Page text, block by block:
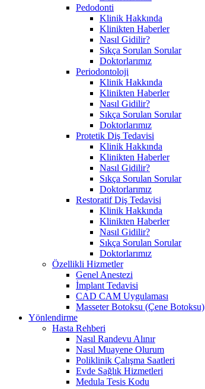
Pedodonti
Klinik Hakkında
Klinikten Haberler
Nasıl Gidilir?
Sıkça Sorulan Sorular
Doktorlarımız
Periodontoloji
Klinik Hakkında
Klinikten Haberler
Nasıl Gidilir?
Sıkça Sorulan Sorular
Doktorlarımız
Protetik Diş Tedavisi
Klinik Hakkında
Klinikten Haberler
Nasıl Gidilir?
Sıkça Sorulan Sorular
Doktorlarımız
Restoratif Diş Tedavisi
Klinik Hakkında
Klinikten Haberler
Nasıl Gidilir?
Sıkça Sorulan Sorular
Doktorlarımız
Özellikli Hizmetler
Genel Anestezi
İmplant Tedavisi
CAD CAM Uygulaması
Masseter Botoksu (Çene Botoksu)
Yönlendirme
Hasta Rehberi
Nasıl Randevu Alınır
Nasıl Muayene Olurum
Poliklinik Çalışma Saatleri
Evde Sağlık Hizmetleri
Medula Tesis Kodu